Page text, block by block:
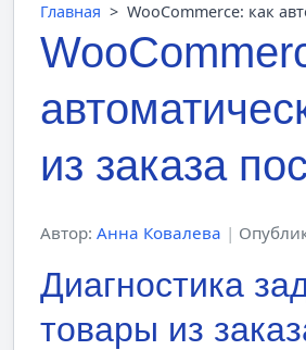
Главная > WooCommerce: как
из заказа
Автор: Анна Ковалева |
Диагностика
товары из